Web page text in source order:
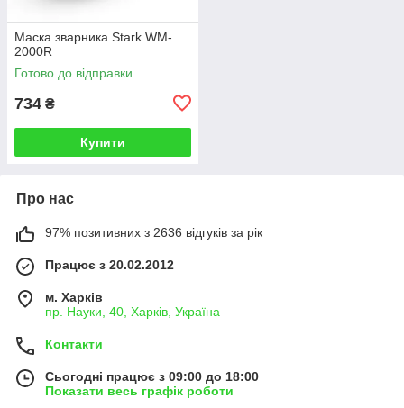
Маска зварника Stark WM-
2000R
Готово до відправки
734 ₴
Купити
Про нас
97% позитивних з 2636 відгуків за рік
Працює з 20.02.2012
м. Харків
пр. Науки, 40, Харків, Україна
Контакти
Сьогодні працює з 09:00 до 18:00
Показати весь графік роботи